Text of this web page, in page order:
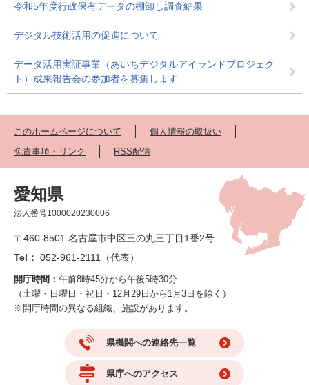
令和5年度行政保有データの棚卸し調査結果
デジタル技術活用の促進について
データ活用実証事業（あいちデジタルアイランドプロジェク
ト）成果報告会の参加者を募集します
このホームページについて
個人情報の取扱い
免責事項・リンク
RSS配信
愛知県
法人番号1000020230006
〒460-8501 名古屋市中区三の丸三丁目1番2号
Tel： 052-961-2111（代表）
開庁時間： 午前8時45分から午後5時30分
（土曜・日曜日・祝日・12月29日から1月3日を除く）
※開庁時間の異なる組織、施設があります。
県機関への連絡先一覧
県庁へのアクセス